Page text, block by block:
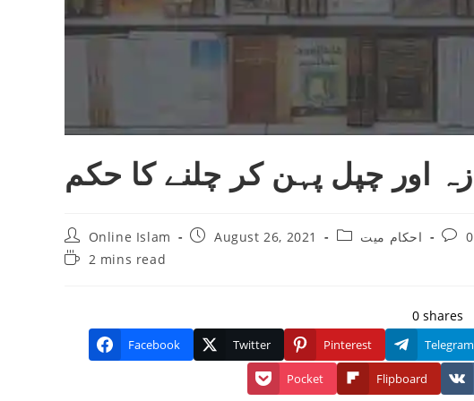
اور چپل پہن کر چلنے کا حکم
Post
author:
Online Islam
PostAugust 26, 2021
Postاحکام میت
Post
Reading2 mins read
0 shares
Facebook Twitter Pinterest Telegram
Pocket Flipboard